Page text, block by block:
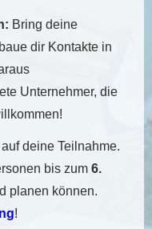
Bring deine
dir Kontakte in
Unternehmer, die
deine Teilnahme.
bis zum 6.
planen können.
!